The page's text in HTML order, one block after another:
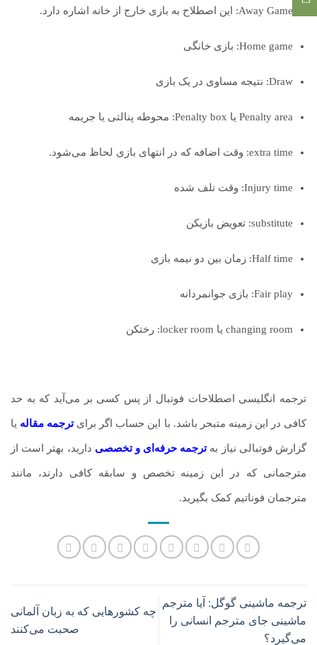
Away Game: این اصطلاح به بازی خارج از خانه اشاره دارد.
Home game: بازی خانگی
Draw: نتیجه مساوی در یک بازی
Penalty area یا Penalty box: محوطه پنالتی یا جریمه
extra time: وقت اضافه که در انتهای بازی لحاظ می‌شود.
Injury time: وقت تلف شده
substitute: تعویض بازیکن
Half time: زمان بین دو نیمه بازی
Fair play: بازی جوانمردانه
changing room یا locker room: رختکن
ترجمه انگلیسی اصطلاحات فوتبال از پس کسی بر می‌آید که به حد
کافی در این زمینه متبحر باشد. با این حساب اگر برایترجمه مقاله یا
گزارش فوتبالی نیاز بهترجمه حرفه‌ای و تخصصی دارید، بهتر است از
مترجمانی که در این زمینه تخصص و سابقه کافی دارند، مانند
مترجمان فوناتیم کمک بگیرید.
ترجمه ماشینی گوگل: آیا مترجم
ماشینی جای مترجم انسانی را
می‌گیرد؟
چه کشورهایی که به زبان آلمانی
صحبت می‌کنند